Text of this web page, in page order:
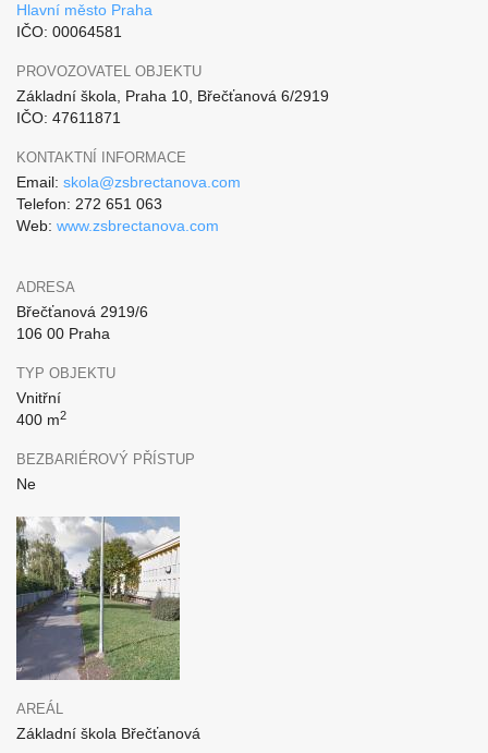
Hlavní město Praha
IČO: 00064581
PROVOZOVATEL OBJEKTU
Základní škola, Praha 10, Břečťanová 6/2919
IČO: 47611871
KONTAKTNÍ INFORMACE
Email: skola@zsbrectanova.com
Telefon: 272 651 063
Web: www.zsbrectanova.com
ADRESA
Břečťanová 2919/6
106 00 Praha
TYP OBJEKTU
Vnitřní
400 m2
BEZBARIÉROVÝ PŘÍSTUP
Ne
AREÁL
Základní škola Břečťanová